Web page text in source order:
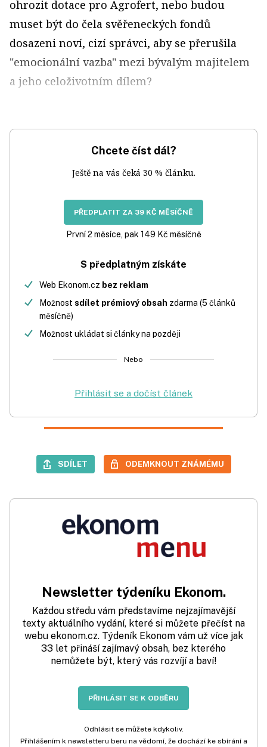
ohrozit dotace pro Agrofert, nebo budou
muset být do čela svěřeneckých fondů
dosazeni noví, cizí správci, aby se přerušila
"emocionální vazba" mezi bývalým majitelem
a jeho celoživotním dílem?
Chcete číst dál?
Ještě na vás čeká 30 % článku.
PŘEDPLATIT ZA 39 KČ MĚSÍČNĚ
První 2 měsíce, pak 149 Kč měsíčně
S předplatným získáte
Web Ekonom.cz bez reklam
Možnost sdílet prémiový obsah zdarma (5 článků
měsíčně)
Možnost ukládat si články na později
Nebo
Přihlásit se a dočíst článek
SDÍLET ODEMKNOUT ZNÁMÉMU
Newsletter týdeníku Ekonom.
Každou středu vám představíme nejzajímavější
texty aktuálního vydání, které si můžete přečíst na
webu ekonom.cz. Týdeník Ekonom vám už více jak
33 let přináší zajímavý obsah, bez kterého
nemůžete být, který vás rozvíjí a baví!
PŘIHLÁSIT SE K ODBĚRU
Odhlásit se můžete kdykoliv.
Přihlášením k newsletteru beru na vědomí, že dochází ke sbírání a